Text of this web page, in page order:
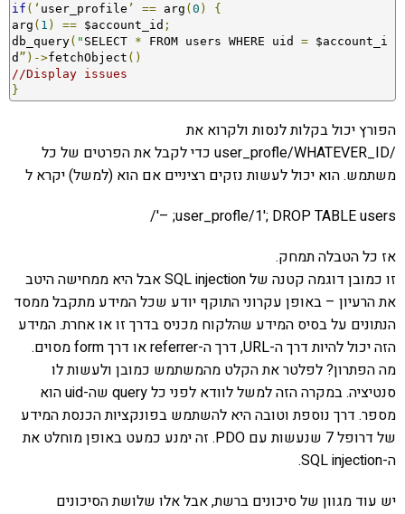
if (‘ user_profile ’ == arg (0 )
{
arg ( 1 ) == $account_id ;
db_query( " SELECT * FROM users WHERE uid = $account_i
d ”)->fetchObject ()
//Display issues
}
הפורץ יכול בקלות לנסות ולקרוא את
/user_profle/WHATEVER_ID כדי לקבל את הפרטים של כל
משתמש. הוא יכול לעשות נזקים רציניים אם הוא (למשל) יקרא ל
user_profle/1'; DROP TABLE users; –'/
אז כל הטבלה תמחק.
זו כמובן דוגמה קטנה של SQL injection אבל היא ממחישה היטב
את הרעיון – באופן עקרוני התוקף יודע שכל המידע מתקבל ממסד
הנתונים על בסיס המידע שהלקוח מכניס בדרך זו או אחרת. המידע
הזה יכול להיות דרך ה-URL, דרך ה-referrer או דרך form מסוים.
מה הפתרון? לפלטר את הקלט מהמשתמש כמובן ולעשות לו
סנטיציה. במקרה הזה למשל לוודא לפני כל query שה-uid הוא
מספר. דרך נוספת וטובה היא להשתמש בפונקציות הכנסת המידע
של דרופל 7 שנעשות עם PDO. זה ימנע כמעט באופן מוחלט את
ה-SQL injection.
יש עוד מגוון של סיכונים ברשת, אבל אלו שלושת הסיכונים